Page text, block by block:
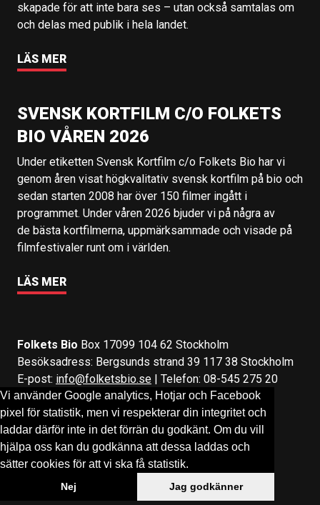
Vi använder Google analytics, Hotjar och Facebook
pixel för statistik, men vi respekterar din integritet och
laddar därför inte in det förrän du godkänt. Om du vill
hjälpa oss kan du godkänna att dessa laddas och
sätter cookies för att vi ska få statistik.
Nej Jag godkänner
skapade för att inte bara ses – utan också samtalas om
och delas med publik i hela landet.
LÄS MER
SVENSK KORTFILM C/O FOLKETS
BIO VÅREN 2026
Under etiketten Svensk Kortfilm c/o Folkets Bio har vi
genom åren visat högkvalitativ svensk kortfilm på bio och
sedan starten 2008 har över 150 filmer ingått i
programmet. Under våren 2026 bjuder vi på några av
de bästa kortfilmerna, uppmärksammade och visade på
filmfestivaler runt om i världen.
LÄS MER
Folkets Bio Box 17099 104 62 Stockholm
Besöksadress: Bergsunds strand 39 117 38 Stockholm
E-post: info@folketsbio.se | Telefon: 08-545 275 20
Följ oss på:Facebook&Instagram